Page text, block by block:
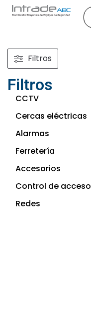
Filtros
Filtros
CCTV
Cercas eléctricas
Alarmas
Ferretería
Accesorios
Control de acceso
Redes